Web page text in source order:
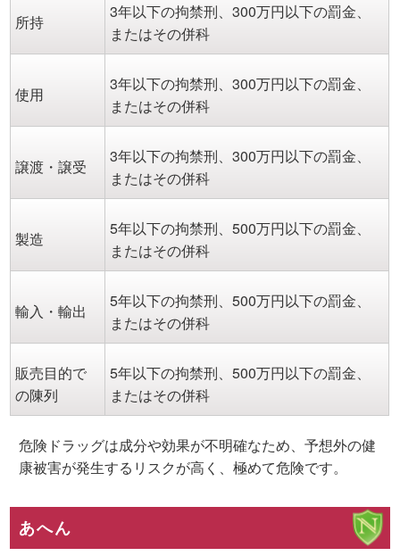
所持
3年以下の拘禁刑、300万円以下の罰金、
またはその併科
使用
3年以下の拘禁刑、300万円以下の罰金、
またはその併科
譲渡・譲受
3年以下の拘禁刑、300万円以下の罰金、
またはその併科
製造
5年以下の拘禁刑、500万円以下の罰金、
またはその併科
輸入・輸出
5年以下の拘禁刑、500万円以下の罰金、
またはその併科
販売目的で
の陳列
5年以下の拘禁刑、500万円以下の罰金、
またはその併科
危険ドラッグは成分や効果が不明確なため、予想外の健
康被害が発生するリスクが高く、極めて危険です。
あへん